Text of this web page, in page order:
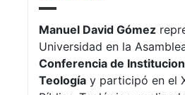
Manuel David Gómez
Universidad en la
Conferencia de
Teología y participó en el